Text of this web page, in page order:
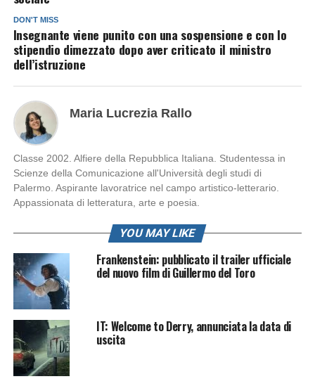
DON'T MISS
Insegnante viene punito con una sospensione e con lo
stipendio dimezzato dopo aver criticato il ministro
dell’istruzione
Maria Lucrezia Rallo
Classe 2002. Alfiere della Repubblica Italiana. Studentessa in
Scienze della Comunicazione all'Università degli studi di
Palermo. Aspirante lavoratrice nel campo artistico-letterario.
Appassionata di letteratura, arte e poesia.
YOU MAY LIKE
Frankenstein: pubblicato il trailer ufficiale
del nuovo film di Guillermo del Toro
IT: Welcome to Derry, annunciata la data di
uscita